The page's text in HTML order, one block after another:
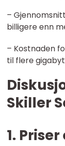
–
billigere enn
– Kostnaden
til flere
Skiller
1.